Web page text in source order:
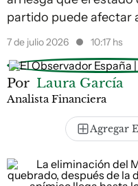
partido puede afectar
7 de julio 2026 10:17 hs
Por Laura García
Analista Financiera
Agregar